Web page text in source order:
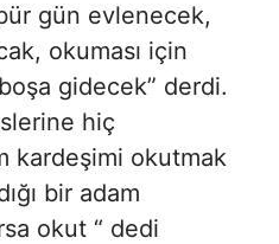
gün evlenecek,
okuması için
gidecek” derdi.
hiç
kardeşimi okutmak
bir adam
okut “ dedi